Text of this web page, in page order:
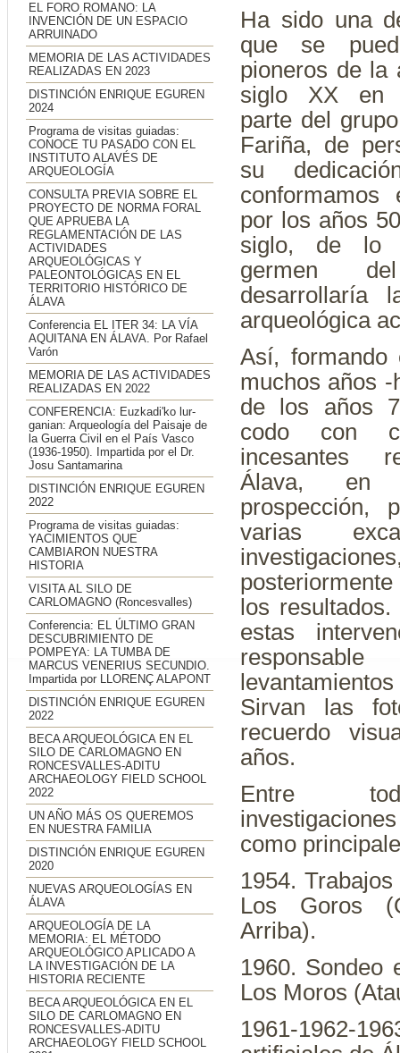
EL FORO ROMANO: LA
INVENCIÓN DE UN ESPACIO
ARRUINADO
MEMORIA DE LAS ACTIVIDADES
REALIZADAS EN 2023
DISTINCIÓN ENRIQUE EGUREN
2024
Programa de visitas guiadas:
CONOCE TU PASADO CON EL
INSTITUTO ALAVÉS DE
ARQUEOLOGÍA
CONSULTA PREVIA SOBRE EL
PROYECTO DE NORMA FORAL
QUE APRUEBA LA
REGLAMENTACIÓN DE LAS
ACTIVIDADES
ARQUEOLÓGICAS Y
PALEONTOLÓGICAS EN EL
TERRITORIO HISTÓRICO DE
ÁLAVA
Conferencia EL ITER 34: LA VÍA
AQUITANA EN ÁLAVA. Por Rafael
Varón
MEMORIA DE LAS ACTIVIDADES
REALIZADAS EN 2022
CONFERENCIA: Euzkadi'ko lur-
ganian: Arqueología del Paisaje de
la Guerra Civil en el País Vasco
(1936-1950). Impartida por el Dr.
Josu Santamarina
DISTINCIÓN ENRIQUE EGUREN
2022
Programa de visitas guiadas:
YACIMIENTOS QUE
CAMBIARON NUESTRA
HISTORIA
VISITA AL SILO DE
CARLOMAGNO (Roncesvalles)
Conferencia: EL ÚLTIMO GRAN
DESCUBRIMIENTO DE
POMPEYA: LA TUMBA DE
MARCUS VENERIUS SECUNDIO.
Impartida por LLORENÇ ALAPONT
DISTINCIÓN ENRIQUE EGUREN
2022
BECA ARQUEOLÓGICA EN EL
SILO DE CARLOMAGNO EN
RONCESVALLES-ADITU
ARCHAEOLOGY FIELD SCHOOL
2022
UN AÑO MÁS OS QUEREMOS
EN NUESTRA FAMILIA
DISTINCIÓN ENRIQUE EGUREN
2020
NUEVAS ARQUEOLOGÍAS EN
ÁLAVA
ARQUEOLOGÍA DE LA
MEMORIA: EL MÉTODO
ARQUEOLÓGICO APLICADO A
LA INVESTIGACIÓN DE LA
HISTORIA RECIENTE
BECA ARQUEOLÓGICA EN EL
SILO DE CARLOMAGNO EN
RONCESVALLES-ADITU
ARCHAEOLOGY FIELD SCHOOL
Ha sido una
que se
pioneros de la
siglo XX en
parte del
Fariña, de
su
por los años
siglo, de lo
germen
desarrollaría
arqueológica
Así, formando
muchos años
de los años
codo con
incesantes
Álava, en
prospección,
varias
los
estas
Sirvan las
recuerdo
años.
Entre
como
1954.
Los Goros
Arriba).
1960. Sondeo
Los Moros
1961-1962-